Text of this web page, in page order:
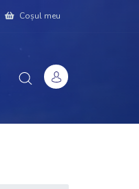
Coșul meu